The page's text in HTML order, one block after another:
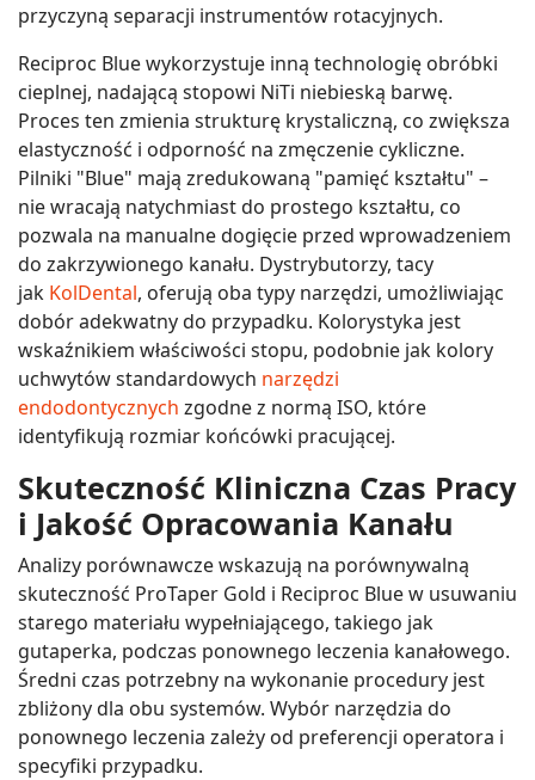
przyczyną separacji instrumentów rotacyjnych.
Reciproc Blue wykorzystuje inną technologię obróbki
cieplnej, nadającą stopowi NiTi niebieską barwę.
Proces ten zmienia strukturę krystaliczną, co zwiększa
elastyczność i odporność na zmęczenie cykliczne.
Pilniki "Blue" mają zredukowaną "pamięć kształtu" –
nie wracają natychmiast do prostego kształtu, co
pozwala na manualne dogięcie przed wprowadzeniem
do zakrzywionego kanału. Dystrybutorzy, tacy
jak KolDental, oferują oba typy narzędzi, umożliwiając
dobór adekwatny do przypadku. Kolorystyka jest
wskaźnikiem właściwości stopu, podobnie jak kolory
uchwytów standardowych narzędzi
endodontycznych zgodne z normą ISO, które
identyfikują rozmiar końcówki pracującej.
Skuteczność Kliniczna Czas Pracy
i Jakość Opracowania Kanału
Analizy porównawcze wskazują na porównywalną
skuteczność ProTaper Gold i Reciproc Blue w usuwaniu
starego materiału wypełniającego, takiego jak
gutaperka, podczas ponownego leczenia kanałowego.
Średni czas potrzebny na wykonanie procedury jest
zbliżony dla obu systemów. Wybór narzędzia do
ponownego leczenia zależy od preferencji operatora i
specyfiki przypadku.